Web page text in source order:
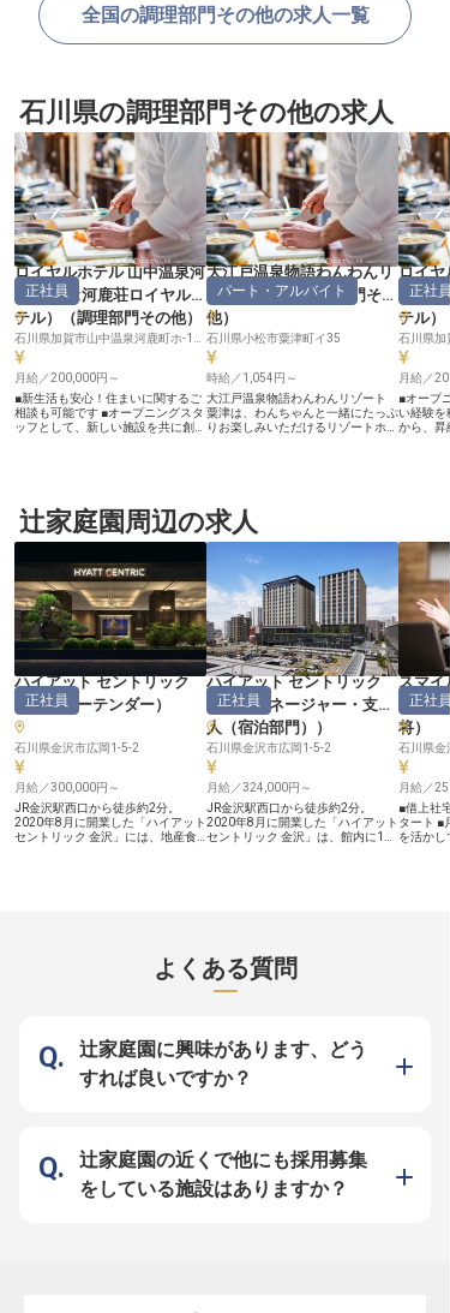
全国の調理部門その他の求人一覧
石川県の調理部門その他の求人
ロイヤルホテル 山中温泉河
鹿荘（旧:河鹿荘ロイヤルホ
テル）
（調理部門その他）
正社員
月給／200,000円～
■新生活も安心！住まいに関するご
相談も可能です ■オープニングスタ
ッフとして、新しい施設を共に創り
台】 山中温泉の豊かな自然に囲ま
れた当施設で、お客様の心に残るお
料理を提供しませんか。 オープニ
ストランでの調理やライブキッチン
でのパフォーマンス、新メニューの
考案まで、あなたの創造性を存分に
発揮できる環境です。旬の食材を活
かし、お客様に感動をお届けするお
もてなしの心を大切に、共に最高の
食体験を追求していきましょう。
経験を活かし、新しい挑戦をしたい
方を心よりお待ちしております。
ーー【安心して長く働ける、成長を
支える環境】 当施設では、スタッ
フ一人ひとりが安心して長く働ける
環境を整えています。 月給200,000
円から250,000円に加え、昇給・賞
与制度もございますので、日々の頑
張りがしっかりと評価されます。ま
た、寮・住居に関するご相談も可能
で、遠方からのご応募も安心です。
研修制度も充実しており、調理スキ
ルだけでなく、マネジメント能力も
大江戸温泉物語わんわんリ
ゾート 粟津（調理部門その
他）
パート・アルバイト
石川県小松市粟津町イ35
時給／1,054円～
大江戸温泉物語わんわんリゾート
粟津は、わんちゃんと一緒にたっぷ
りお楽しみいただけるリゾートホテ
うかもしれませんが、食材の盛り付
けや、後片付け等、まずはカンタン
なことからスタート！マニュアル、
レシピも完備していますので、バイ
トデビューでも大歓迎ですよ！※こ
の求人は※2024年7月18日時点の情
報です。
ロイヤ
鹿荘
テル）
正社員
月給／
■オープ
い経験を
から、昇
フェレス
対応、
務に携
の方は
存分に
様の笑
いのあるお仕
して長
プ】 新
スタッフ
げていく
保険完
福利厚生
て長く働
も整って
のスキル
ポートし
可能で
お待ち
辻家庭園周辺の求人
ハイアット セントリック
金沢（バーテンダー）
正社員
石川県金沢市広岡1-5-2
月給／300,000円～
JR金沢駅西口から徒歩約2分。
2020年8月に開業した「ハイアット
セントリック 金沢」には、地産食
を、マネジメントの視点で支える】
カウンターでの接客・提供にとどま
供にも関わります。「FIVEラウン
ジ」での接客業務も担い、料飲部門
を幅広く経験できます。 【マネジ
メント経験を積みながら、飲食への
お持ちの方であれば、その関心を接
客に活かしていただけます。 【働
く環境のポイント】 ・従業員食堂
での昼食が無料 ・ホテル内フィッ
ハイアット セントリック
金沢（マネージャー・支配
人（宿泊部門）
）
正社員
石川県金沢市広岡1-5-2
月給／324,000円～
JR金沢駅西口から徒歩約2分。
2020年8月に開業した「ハイアット
セントリック 金沢」は、館内に100
ントスタッフの勤務管理や指導、お
客様からのご要望・お問い合わせへ
の対応まで幅広く担うポジションで
いただきます。 【金沢の魅力を伝
える舞台】 館内には金沢ゆかりの
アーティストによる作品が随所に配
され、地産食材を使うオールデイダ
【働く環境のポイント】 ・時間外
勤務はほぼ発生しない想定です ・
引っ越し補助10万円 ※2026年07月
09日時点の情報です
スマイ
前（支
将）
正社員
石川県金
月給／
■借上社
タート ■
を活かし
やすい環
日や特
で、プラ
よくある質問
辻家庭園に興味があります、どう
すれば良いですか？
辻家庭園の近くで他にも採用募集
をしている施設はありますか？